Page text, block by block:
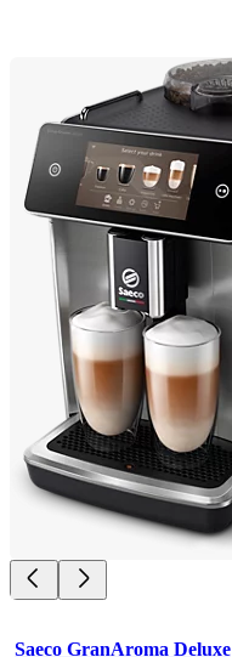
Saeco GranAroma Deluxe